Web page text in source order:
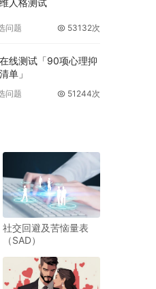
问题 53132次
线测试「90项心理抑
单」
问题 51244次
社交回避及苦恼量表
（SAD）